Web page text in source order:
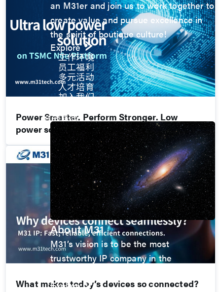
an M31er and join us to work together to
create value and pursue excellence in
the spirit of boutique culture!
Explore
工作环境
员工福利
多元活动
人才培育
加入我们
公司信息
About M31
M31’s vision is to be the most
trustworthy IP company in the
Explore
Power Smarter. Perform Stronger. Low
power solution on TSMC N6e Platform
What makes today’s devices so connected?